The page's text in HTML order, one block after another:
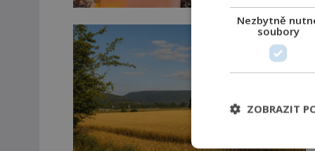
Nezbytně
soubory
ZOBRAZIT